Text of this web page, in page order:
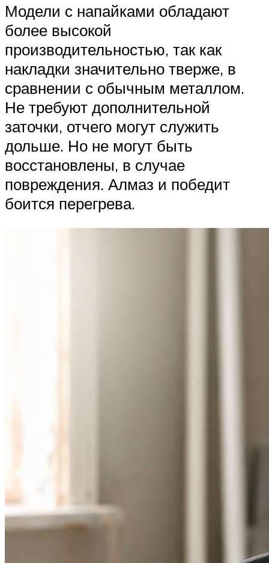
Модели с напайками обладают
более высокой
производительностью, так как
накладки значительно тверже, в
сравнении с обычным металлом.
Не требуют дополнительной
заточки, отчего могут служить
дольше. Но не могут быть
восстановлены, в случае
повреждения. Алмаз и победит
боится перегрева.